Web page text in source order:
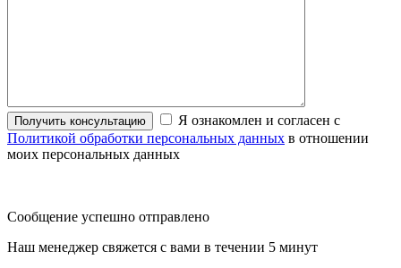
Я ознакомлен и согласен с
Политикой обработки персональных данных в отношении
моих персональных данных
Сообщение успешно отправлено
Наш менеджер свяжется с вами в течении 5 минут